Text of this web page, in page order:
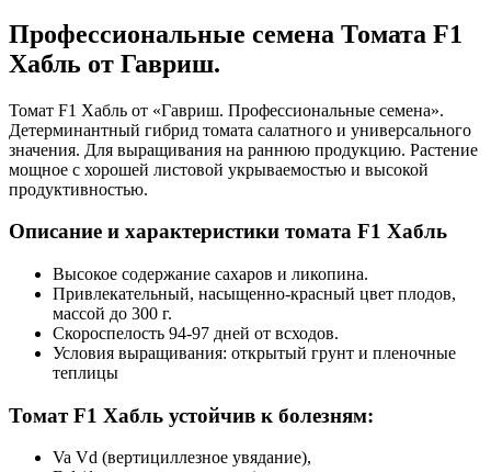
Профессиональные семена Томата F1
Хабль от Гавриш.
Томат F1 Хабль от «Гавриш. Профессиональные семена».
Детерминантный гибрид томата салатного и универсального
значения. Для выращивания на раннюю продукцию. Растение
мощное с хорошей листовой укрываемостью и высокой
продуктивностью.
Описание и характеристики томата F1 Хабль
Высокое содержание сахаров и ликопина.
Привлекательный, насыщенно-красный цвет плодов,
массой до 300 г.
Скороспелость 94-97 дней от всходов.
Условия выращивания: открытый грунт и пленочные
теплицы
Томат F1 Хабль устойчив к болезням:
Va Vd (вертициллезное увядание),